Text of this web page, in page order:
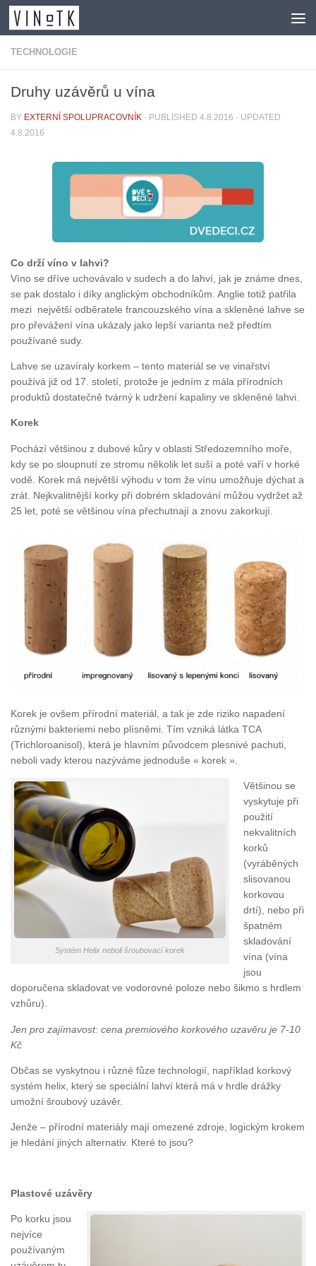
Skip to content
TECHNOLOGIE
Druhy uzávěrů u vína
BY EXTERNÍ SPOLUPRACOVNÍK · PUBLISHED 4.8.2016 · UPDATED
4.8.2016
Co drží víno v lahvi?
Víno se dříve uchovávalo v sudech a do lahví, jak je známe dnes,
se pak dostalo i díky anglickým obchodníkům. Anglie totiž patřila
mezi největší odběratele francouzského vína a skleněné lahve se
pro převážení vína ukázaly jako lepší varianta než předtím
používané sudy.
Lahve se uzavíraly korkem – tento materiál se ve vinařství
používá již od 17. století, protože je jedním z mála přírodních
produktů dostatečně tvárný k udržení kapaliny ve skleněné lahvi.
Korek
Pochází většinou z dubové kůry v oblasti Středozemního moře,
kdy se po sloupnutí ze stromu několik let suší a poté vaří v horké
vodě. Korek má největší výhodu v tom že vínu umožňuje dýchat a
zrát. Nejkvalitnější korky při dobrém skladování můžou vydržet až
25 let, poté se většinou vína přechutnají a znovu zakorkují.
Korek je ovšem přírodní materiál, a tak je zde riziko napadení
různými bakteriemi nebo plísněmi. Tím vzniká látka TCA
(Trichloroanisol), která je hlavním původcem plesnivé pachuti,
neboli vady kterou nazýváme jednoduše « korek ».
Systém Helix neboli šroubovací korek
Většinou se
vyskytuje při
použití
nekvalitních
korků
(vyráběných
slisovanou
korkovou
drtí), nebo při
špatném
skladování
vína (vína
jsou
doporučena skladovat ve vodorovné poloze nebo šikmo s hrdlem
vzhůru).
Jen pro zajímavost: cena premiového korkového uzavěru je 7-10
Kč
Občas se vyskytnou i různé fůze technologií, například korkový
systém helix, který se speciální lahví která má v hrdle drážky
umožní šroubový uzávěr.
Jenže – přírodní materiály mají omezené zdroje, logickým krokem
je hledání jiných alternativ. Které to jsou?
Plastové uzávěry
Po korku jsou
nejvíce
používaným